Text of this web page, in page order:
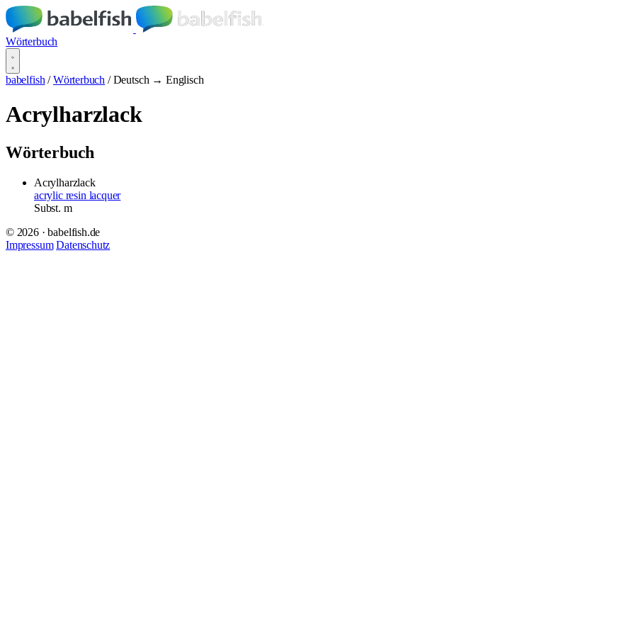
Wörterbuch
babelfish / Wörterbuch / Deutsch → Englisch
Acrylharzlack
Wörterbuch
Acrylharzlack
acrylic resin lacquer
Subst. m
© 2026 · babelfish.de
Impressum Datenschutz